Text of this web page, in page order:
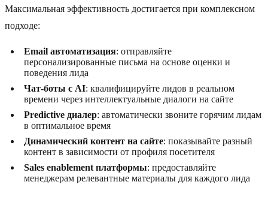
Максимальная эффективность достигается при комплексном
подходе:
Email автоматизация: отправляйте
персонализированные письма на основе оценки и
поведения лида
Чат-боты с AI: квалифицируйте лидов в реальном
времени через интеллектуальные диалоги на сайте
Predictive диалер: автоматически звоните горячим лидам
в оптимальное время
Динамический контент на сайте: показывайте разный
контент в зависимости от профиля посетителя
Sales enablement платформы: предоставляйте
менеджерам релевантные материалы для каждого лида